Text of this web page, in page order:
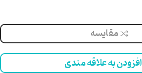
مقایسه
افزودن به علاقه مندی